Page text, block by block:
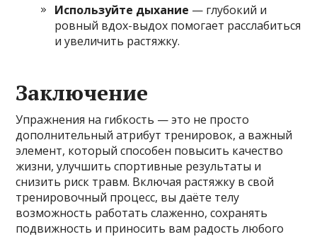
Используйте дыхание — глубокий и
ровный вдох-выдох помогает расслабиться
и увеличить растяжку.
Заключение
Упражнения на гибкость — это не просто
дополнительный атрибут тренировок, а важный
элемент, который способен повысить качество
жизни, улучшить спортивные результаты и
снизить риск травм. Включая растяжку в свой
тренировочный процесс, вы даёте телу
возможность работать слаженно, сохранять
подвижность и приносить вам радость любого